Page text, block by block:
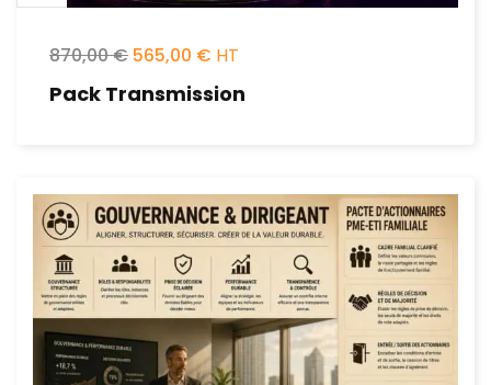
870,00€ 565,00 €
Pack Transmission